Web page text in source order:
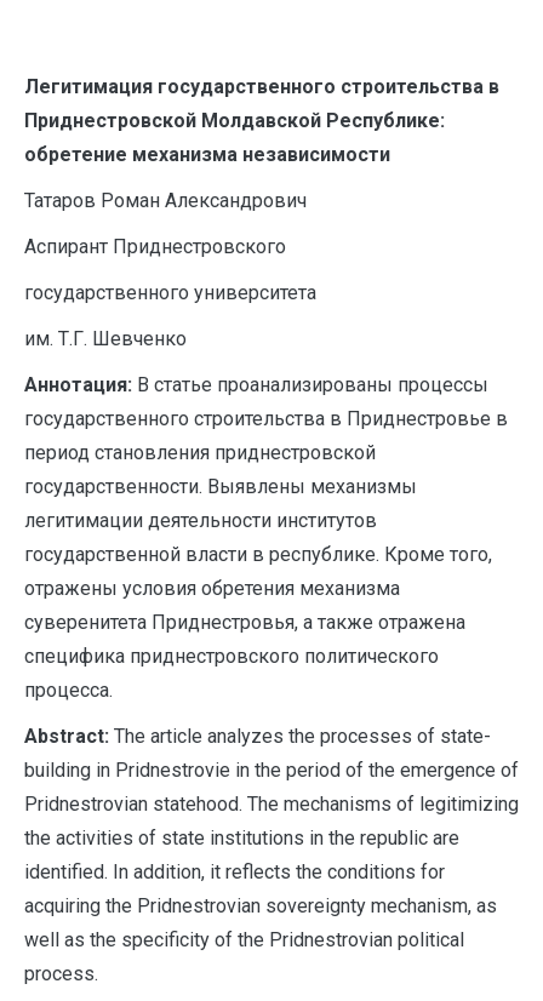
Легитимация государственного строительства в
Приднестровской Молдавской Республике:
обретение механизма независимости
Татаров Роман Александрович
Аспирант Приднестровского
государственного университета
им. Т.Г. Шевченко
Аннотация: В статье проанализированы процессы
государственного строительства в Приднестровье в
период становления приднестровской
государственности. Выявлены механизмы
легитимации деятельности институтов
государственной власти в республике. Кроме того,
отражены условия обретения механизма
суверенитета Приднестровья, а также отражена
специфика приднестровского политического
процесса.
Abstract: The article analyzes the processes of state-
building in Pridnestrovie in the period of the emergence of
Pridnestrovian statehood. The mechanisms of legitimizing
the activities of state institutions in the republic are
identified. In addition, it reflects the conditions for
acquiring the Pridnestrovian sovereignty mechanism, as
well as the specificity of the Pridnestrovian political
process.